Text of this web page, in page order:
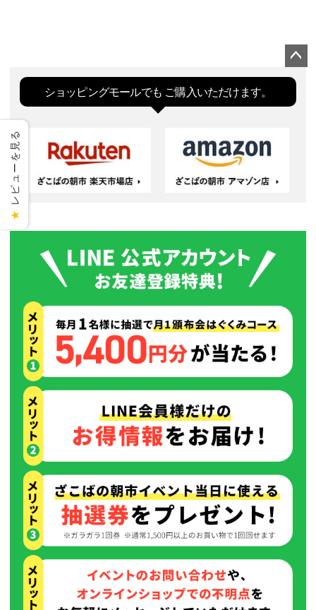
ペー
ップ
ショッピングモールでも ご購入いただけます。
★
レビューを見る